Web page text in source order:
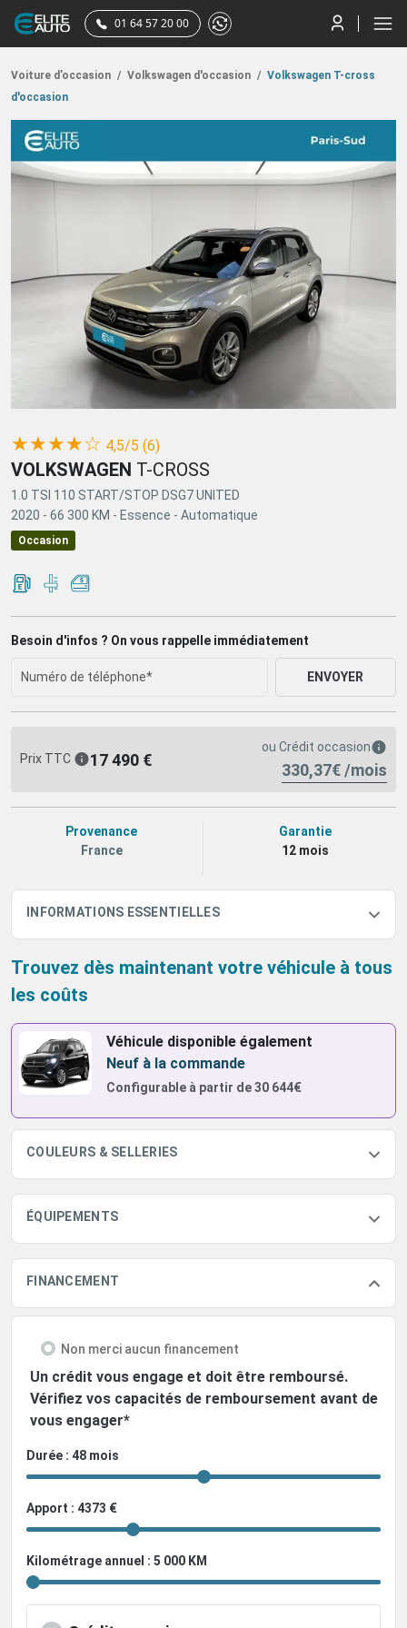
01 64 57 20 00
Voiture d’occasion / Volkswagen d'occasion / Volkswagen T-cross
d'occasion
(*)
★
(*)★
(*) ★
(*) ★
(*) ☆ 4,5/5 (6)
VOLKSWAGEN T-CROSS
1.0 TSI 110 START/STOP DSG7 UNITED
2020 - 66 300 KM - Essence - Automatique
Occasion
Besoin d'infos ? On vous rappelle immédiatement
ENVOYER
Prix TTC 17 490 €
ou Crédit occasion
330,37€ /mois
Provenance
France
Garantie
12 mois
INFORMATIONS ESSENTIELLES
Trouvez dès maintenant votre véhicule à tous
les coûts
Véhicule disponible également
Neuf à la commande
Configurable à partir de30 644€
COULEURS & SELLERIES
ÉQUIPEMENTS
FINANCEMENT
Non merci aucun financement
Un crédit vous engage et doit être remboursé.
Vérifiez vos capacités de remboursement avant de
vous engager*
Durée : 48 mois
Apport : 4373 €
Kilométrage annuel : 5 000 KM